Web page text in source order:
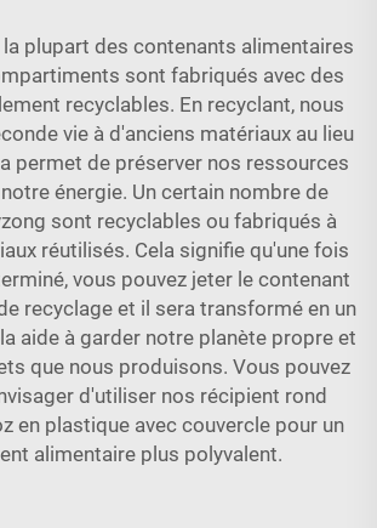
la plupart des contenants alimentaires
sont fabriqués avec des
recyclables. En recyclant, nous
vie à d'anciens matériaux au lieu
permet de préserver nos ressources
énergie. Un certain nombre de
sont recyclables ou fabriqués à
réutilisés. Cela signifie qu'une fois
vous pouvez jeter le contenant
recyclage et il sera transformé en un
aide à garder notre planète propre et
que nous produisons. Vous pouvez
d'utiliser nos récipient rond
en plastique avec couvercle pour un
alimentaire plus polyvalent.